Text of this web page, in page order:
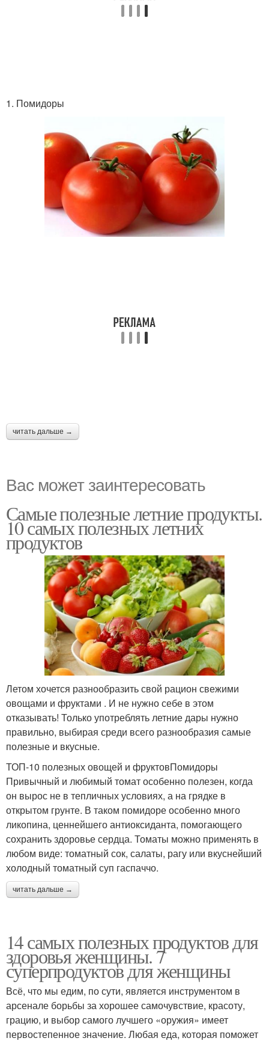
1. Помидоры
читать дальше →
Вас может заинтересовать
Самые полезные летние продукты.
10 самых полезных летних
продуктов
Летом хочется разнообразить свой рацион свежими
овощами и фруктами . И не нужно себе в этом
отказывать! Только употреблять летние дары нужно
правильно, выбирая среди всего разнообразия самые
полезные и вкусные.
ТОП-10 полезных овощей и фруктовПомидоры
Привычный и любимый томат особенно полезен, когда
он вырос не в тепличных условиях, а на грядке в
открытом грунте. В таком помидоре особенно много
ликопина, ценнейшего антиоксиданта, помогающего
сохранить здоровье сердца. Томаты можно применять в
любом виде: томатный сок, салаты, рагу или вкуснейший
холодный томатный суп гаспаччо.
читать дальше →
14 самых полезных продуктов для
здоровья женщины. 7
суперпродуктов для женщины
Всё, что мы едим, по сути, является инструментом в
арсенале борьбы за хорошее самочувствие, красоту,
грацию, и выбор самого лучшего «оружия» имеет
первостепенное значение. Любая еда, которая поможет